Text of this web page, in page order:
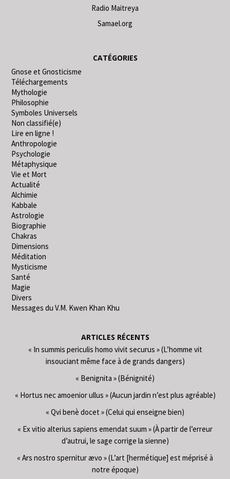
Radio Maitreya
Samael.org
CATÉGORIES
Gnose et Gnosticisme
Téléchargements
Mythologie
Philosophie
Symboles Universels
Non classifié(e)
Lire en ligne !
Anthropologie
Psychologie
Métaphysique
Vie et Mort
Actualité
Alchimie
Kabbale
Astrologie
Biographie
Chakras
Dimensions
Méditation
Mysticisme
Santé
Magie
Divers
Messages du V.M. Kwen Khan Khu
ARTICLES RÉCENTS
« In summis periculis homo vivit securus » (L’homme vit
insouciant même face à de grands dangers)
« Benignita » (Bénignité)
« Hortus nec amoenior ullus » (Aucun jardin n’est plus agréable)
« Qvi benè docet » (Celui qui enseigne bien)
« Ex vitio alterius sapiens emendat suum » (À partir de l’erreur
d’autrui, le sage corrige la sienne)
« Ars nostro spernitur ævo » (L’art [hermétique] est méprisé à
notre époque)